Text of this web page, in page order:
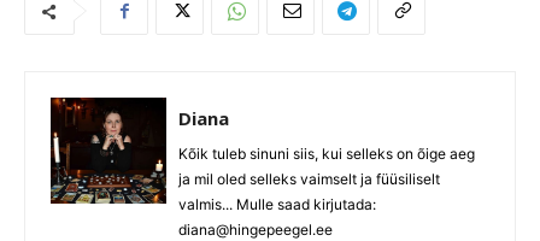
Diana
Kõik tuleb sinuni siis, kui selleks on õige aeg
ja mil oled selleks vaimselt ja füüsiliselt
valmis... Mulle saad kirjutada:
diana@hingepeegel.ee